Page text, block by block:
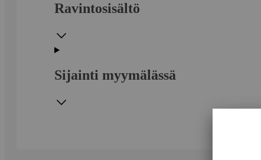
Ravintosisältö
Sijainti myymälässä